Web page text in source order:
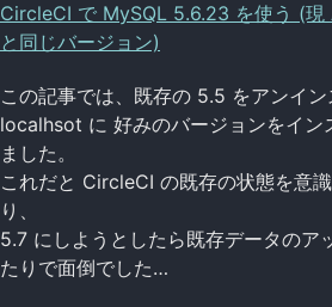
CircleCI で MySQL 5.6.23 を使う (現
と同じバージョン)
この記事では、既存の 5.5 をアンイン
localhsot に 好みのバージョンをイン
ました。
これだと CircleCI の既存の状態を意
り、
5.7 にしようとしたら既存データのア
たりで面倒でした…